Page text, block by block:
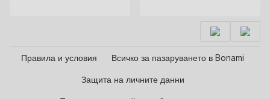
Правила и условия Всичко за пазаруването в Bonami
Защита на личните данни